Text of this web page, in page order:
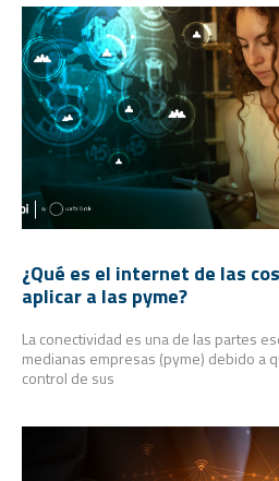
¿Qué es el internet de las
aplicar a las pyme?
La conectividad es una de las partes
medianas empresas (pyme) debido a
control de sus